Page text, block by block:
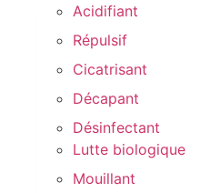
Acidifiant
Répulsif
Cicatrisant
Décapant
Désinfectant
Lutte biologique
Mouillant